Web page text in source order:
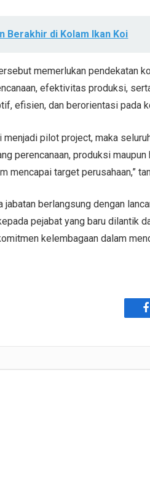
Berakhir di Kolam Ikan Koi
memerlukan pendekatan
efektivitas produksi,
efisien, dan berorientasi pada
menjadi pilot project, maka
perencanaan, produksi
mencapai target perusahaan,”
berlangsung dengan
pejabat yang baru dilantik
kelembagaan dalam